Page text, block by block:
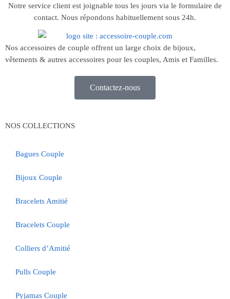
Notre service client est joignable tous les jours via le formulaire de
contact. Nous répondons habituellement sous 24h.
Nos accessoires de couple offrent un large choix de bijoux,
vêtements & autres accessoires pour les couples, Amis et Familles.
Contactez-nous
NOS COLLECTIONS
Bagues Couple
Bijoux Couple
Bracelets Amitié
Bracelets Couple
Colliers d’Amitié
Pulls Couple
Pyjamas Couple